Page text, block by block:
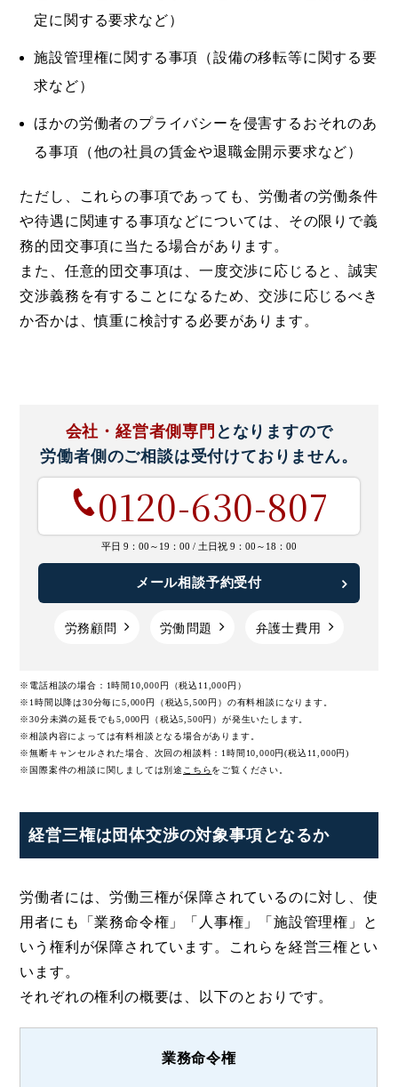
定に関する要求など）
施設管理権に関する事項（設備の移転等に関する要
求など）
ほかの労働者のプライバシーを侵害するおそれのあ
る事項（他の社員の賃金や退職金開示要求など）
ただし、これらの事項であっても、労働者の労働条件
や待遇に関連する事項などについては、その限りで義
務的団交事項に当たる場合があります。
また、任意的団交事項は、一度交渉に応じると、誠実
交渉義務を有することになるため、交渉に応じるべき
か否かは、慎重に検討する必要があります。
会社・経営者側専門 となりますので
労働者側のご相談は受付けておりません。
0120-630-807
平日 9：00～19：00 / 土日祝 9：00～18：00
メール相談予約受付
労務顧問 労働問題 弁護士費用
※電話相談の場合：1時間10,000円（税込11,000円）
※1時間以降は30分毎に5,000円（税込5,500円）の有料相談になります。
※30分未満の延長でも5,000円（税込5,500円）が発生いたします。
※相談内容によっては有料相談となる場合があります。
※無断キャンセルされた場合、次回の相談料：1時間10,000円(税込11,000円)
※国際案件の相談に関しましては別途 こちらをご覧ください。
経営三権は団体交渉の対象事項となるか
労働者には、労働三権が保障されているのに対し、使
用者にも「業務命令権」「人事権」「施設管理権」と
いう権利が保障されています。これらを経営三権とい
います。
それぞれの権利の概要は、以下のとおりです。
業務命令権